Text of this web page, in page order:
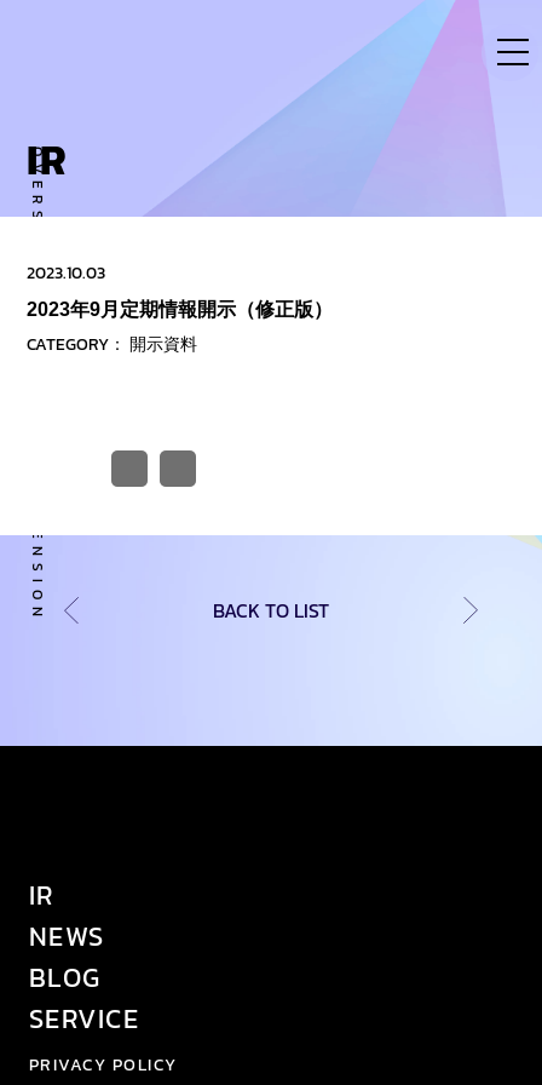
OVERSE ACTIVITY TO NEW DIMENSION
IR
2023.10.03
2023年9月定期情報開示（修正版）
CATEGORY： 開示資料
BACK TO LIST
IR
NEWS
BLOG
SERVICE
PRIVACY POLICY